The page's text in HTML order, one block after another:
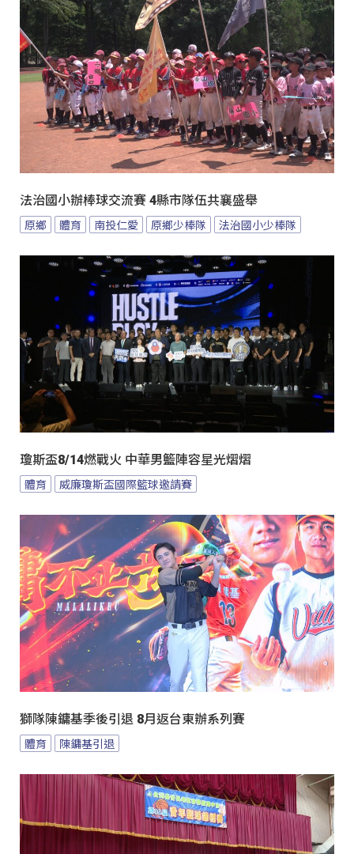
法治國小辦棒球交流賽 4縣市隊伍共襄盛舉
原鄉 體育 南投仁愛 原鄉少棒隊 法治國小少棒隊
瓊斯盃8/14燃戰火 中華男籃陣容星光熠熠
體育 威廉瓊斯盃國際籃球邀請賽
獅隊陳鏞基季後引退 8月返台東辦系列賽
體育 陳鏞基引退